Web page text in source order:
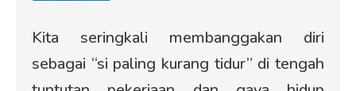
Kita seringkali membanggakan diri
sebagai “si paling kurang tidur” di tengah